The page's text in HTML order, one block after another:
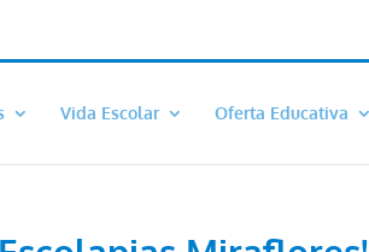
Vida Escolar Oferta Educativa